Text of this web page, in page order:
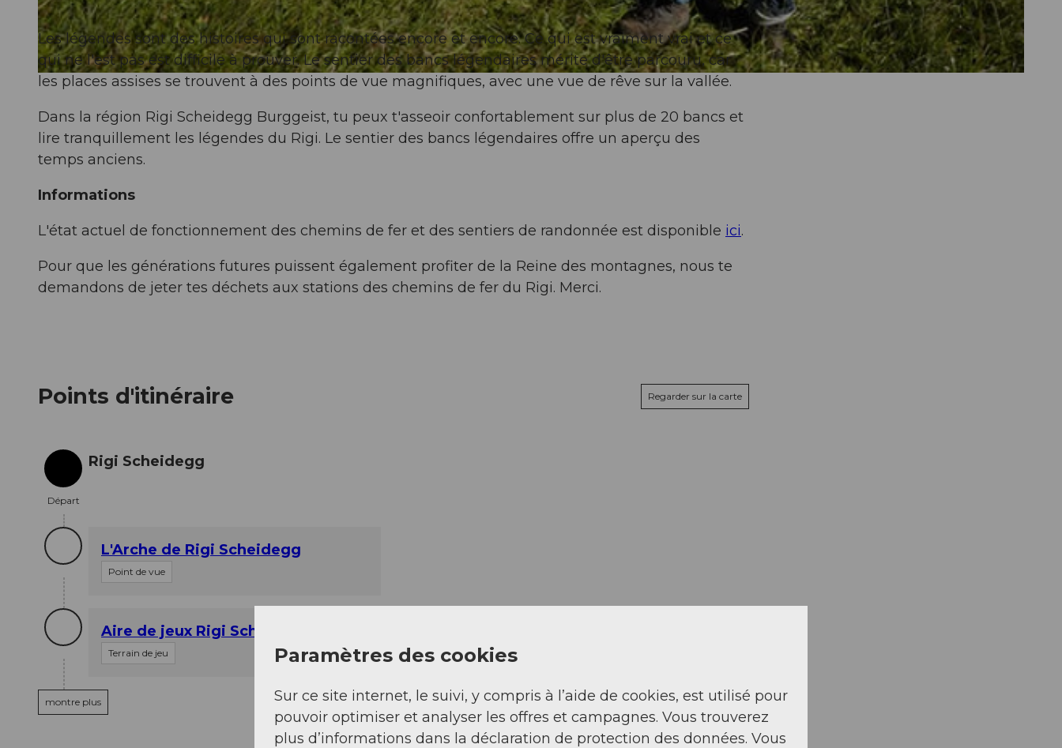
© Gäste-Service Rigi, Gäste-Service Rigi
Les légendes sont des histoires qui sont racontées encore et encore. Ce qui est vraiment vrai et ce
qui ne l'est pas est difficile à prouver. Le sentier des bancs légendaires mérite d'être parcouru, car
les places assises se trouvent à des points de vue magnifiques, avec une vue de rêve sur la vallée.
Dans la région Rigi Scheidegg Burggeist, tu peux t'asseoir confortablement sur plus de 20 bancs et
lire tranquillement les légendes du Rigi. Le sentier des bancs légendaires offre un aperçu des
temps anciens.
Informations
L'état actuel de fonctionnement des chemins de fer et des sentiers de randonnée est disponible ici.
Pour que les générations futures puissent également profiter de la Reine des montagnes, nous te
demandons de jeter tes déchets aux stations des chemins de fer du Rigi. Merci.
Points d'itinéraire Regarder sur la carte
Départ
Départ
Rigi Scheidegg
L'Arche de Rigi Scheidegg
Point de vue
Aire de jeux Rigi Scheidegg
Terrain de jeu
montre plus
Paramètres des cookies
Sur ce site internet, le suivi, y compris à l’aide de cookies, est utilisé pour
pouvoir optimiser et analyser les offres et campagnes. Vous trouverez
plus d’informations dans la déclaration de protection des données. Vous